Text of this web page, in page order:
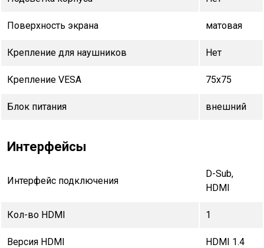
Поверхность экрана матовая
Крепление для наушников Нет
Крепление VESA 75х75
Блок питания внешний
Интерфейсы
Интерфейс подключения
D-Sub,
HDMI
Кол-во HDMI 1
Версия HDMI HDMI 1.4